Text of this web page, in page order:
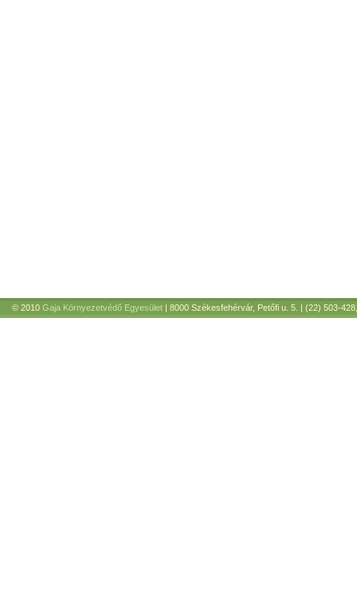
© 2010 Gaja Környezetvédő Egyesület | 8000 Székesfehérvár, Petőfi u. 5. | (22) 503-